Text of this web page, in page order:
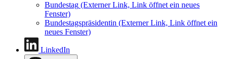
Bundestag (Externer Link, Link öffnet ein neues
Fenster)
Bundestagspräsidentin (Externer Link, Link öffnet ein
neues Fenster)
LinkedIn